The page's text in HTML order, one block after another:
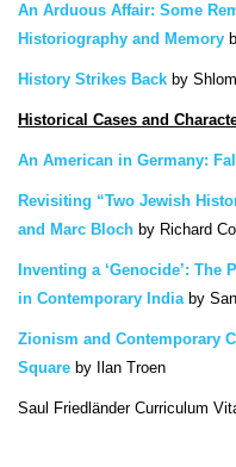
An Arduous Affair: Some
Historiography and Memory
History Strikes Back by
Historical Cases and
An American in Germany:
Revisiting “Two Jewish
and Marc Bloch by Richard
Inventing a ‘Genocide’:
in Contemporary Indiaby
Zionism and Contemporary
Square by Ilan Troen
Saul Friedländer Curriculum